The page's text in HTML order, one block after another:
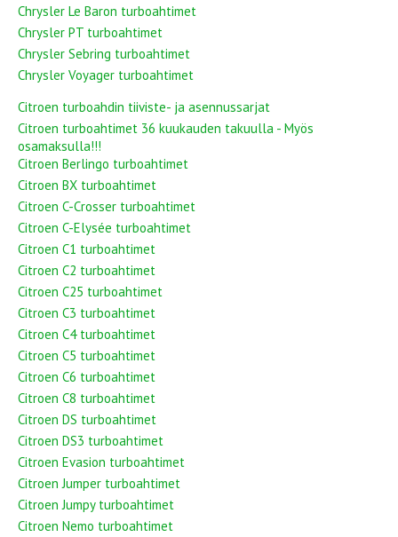
Chrysler Le Baron turboahtimet
Chrysler PT turboahtimet
Chrysler Sebring turboahtimet
Chrysler Voyager turboahtimet
Citroen turboahdin tiiviste- ja asennussarjat
Citroen turboahtimet 36 kuukauden takuulla - Myös
osamaksulla!!!
Citroen Berlingo turboahtimet
Citroen BX turboahtimet
Citroen C-Crosser turboahtimet
Citroen C-Elysée turboahtimet
Citroen C1 turboahtimet
Citroen C2 turboahtimet
Citroen C25 turboahtimet
Citroen C3 turboahtimet
Citroen C4 turboahtimet
Citroen C5 turboahtimet
Citroen C6 turboahtimet
Citroen C8 turboahtimet
Citroen DS turboahtimet
Citroen DS3 turboahtimet
Citroen Evasion turboahtimet
Citroen Jumper turboahtimet
Citroen Jumpy turboahtimet
Citroen Nemo turboahtimet